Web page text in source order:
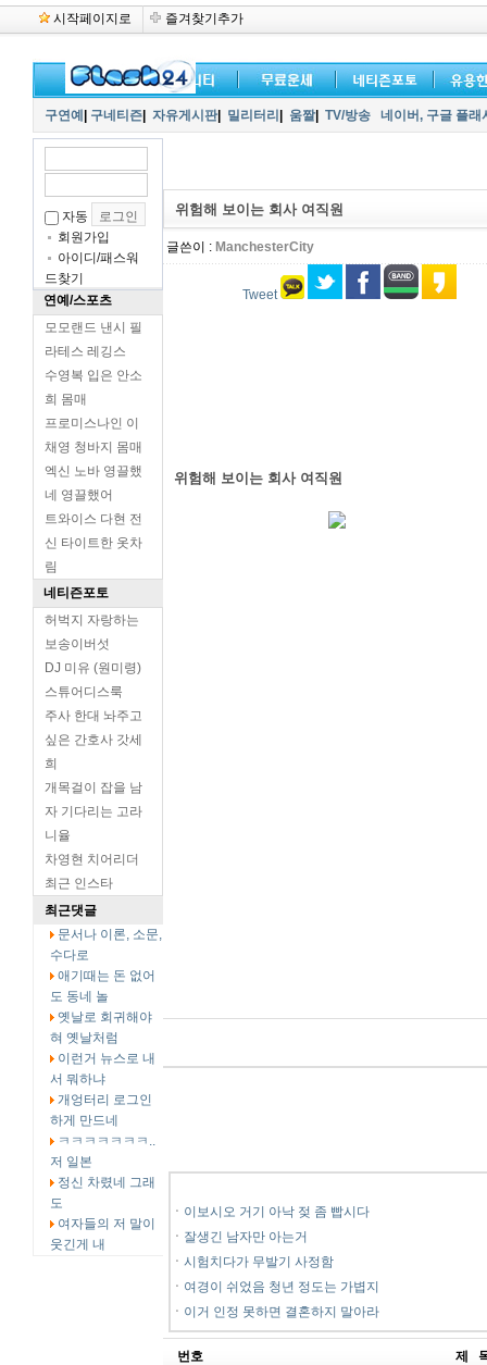
시작페이지로 즐겨찾기추가
구연예 구네티즌 자유게시판| 밀리터리 움짤| TV/방송 네이버, 구글 플
자동
회원가입
아이디/패스워
드찾기
연예/스포츠
모모랜드 낸시 필
라테스 레깅스
수영복 입은 안소
희 몸매
프로미스나인 이
채영 청바지 몸매
엑신 노바 영끌했
네 영끌했어
트와이스 다현 전
신 타이트한 옷차
림
네티즌포토
허벅지 자랑하는
보송이버섯
DJ 미유 (원미령)
스튜어디스룩
주사 한대 놔주고
싶은 간호사 갓세
희
개목걸이 잡을 남
자 기다리는 고라
니율
차영현 치어리더
최근 인스타
최근댓글
문서나 이론, 소문,
수다로
애기때는 돈 없어
도 동네 놀
옛날로 회귀해야
혀 옛날처럼
이런거 뉴스로 내
서 뭐하냐
개엉터리 로그인
하게 만드네
ㅋㅋㅋㅋㅋㅋㅋ..
저 일본
정신 차렸네 그래
도
여자들의 저 말이
웃긴게 내
위험해 보이는 회사 여직원
글쓴이 : ManchesterCity
Tweet
위험해 보이는 회사 여직원
ㆍ 이보시오 거기 아낙 젖 좀 빱시다
ㆍ 잘생긴 남자만 아는거
ㆍ 시험치다가 무발기 사정함
ㆍ 여경이 쉬었음 청년 정도는 가볍지
ㆍ 이거 인정 못하면 결혼하지 말아라
번호 제